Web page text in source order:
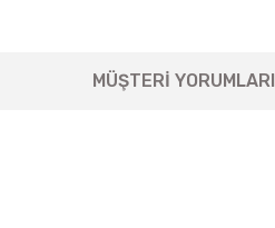
MÜŞTERİ YORUMLARI